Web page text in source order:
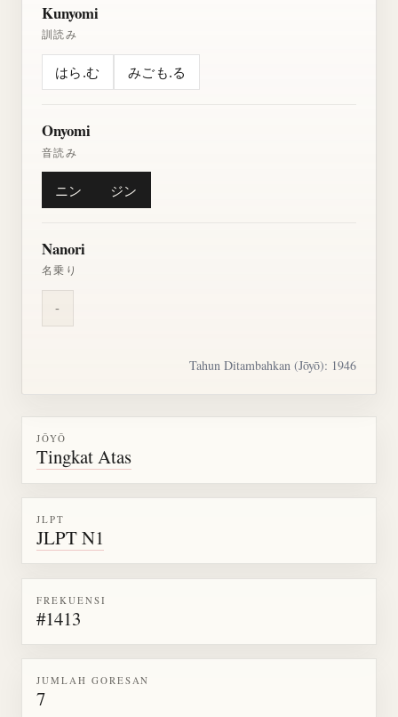
Kunyomi
訓読み
はら.む みごも.る
Onyomi
音読み
ニン ジン
Nanori
名乗り
-
Tahun Ditambahkan (Jōyō): 1946
JŌYŌ
Tingkat Atas
JLPT
JLPT N1
FREKUENSI
#1413
JUMLAH GORESAN
7